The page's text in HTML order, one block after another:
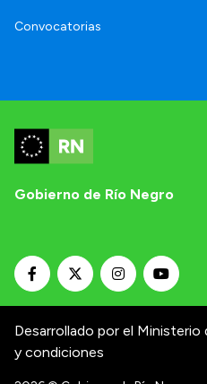
Convocatorias
Gobierno de Río Negro
Desarrollado por el Ministerio
y condiciones